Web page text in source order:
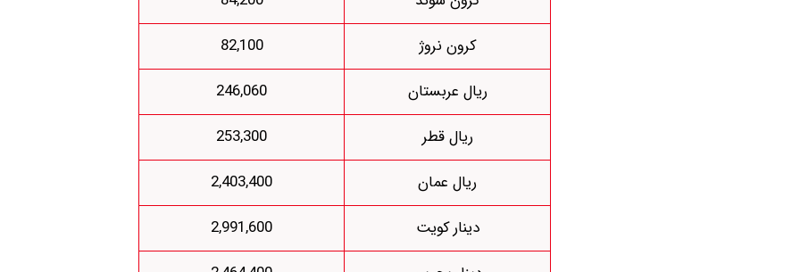
کرون نروژ
82,100
ریال عربستان
246,060
ریال قطر
253,300
ریال عمان
2,403,400
دینار کویت
2,991,600